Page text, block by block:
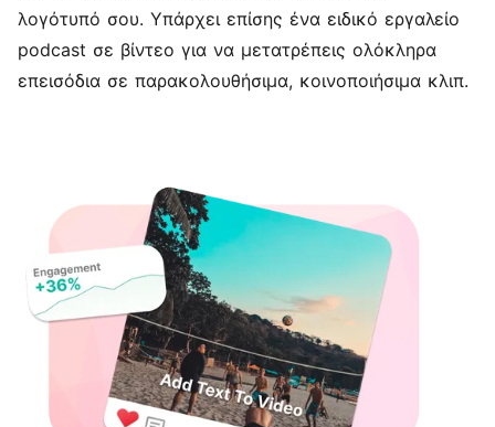
λογότυπό σου. Υπάρχει επίσης ένα ειδικό εργαλείο
podcast σε βίντεο για να μετατρέπεις ολόκληρα
επεισόδια σε παρακολουθήσιμα, κοινοποιήσιμα κλιπ.